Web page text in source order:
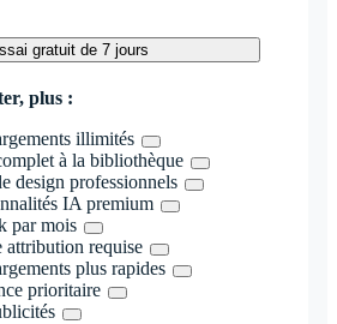
gratuit de 7 jours
plus :
illimités
à la bibliothèque
design professionnels
IA premium
par mois
attribution requise
plus rapides
prioritaire